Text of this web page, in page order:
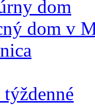
dom
dom v